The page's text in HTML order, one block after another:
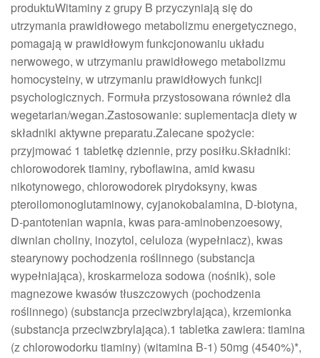
produktuWitaminy z grupy B przyczyniają się do
utrzymania prawidłowego metabolizmu energetycznego,
pomagają w prawidłowym funkcjonowaniu układu
nerwowego, w utrzymaniu prawidłowego metabolizmu
homocysteiny, w utrzymaniu prawidłowych funkcji
psychologicznych. Formuła przystosowana również dla
wegetarian/wegan.Zastosowanie: suplementacja diety w
składniki aktywne preparatu.Zalecane spożycie:
przyjmować 1 tabletkę dziennie, przy posiłku.Składniki:
chlorowodorek tiaminy, ryboflawina, amid kwasu
nikotynowego, chlorowodorek pirydoksyny, kwas
pteroilomonoglutaminowy, cyjanokobalamina, D-biotyna,
D-pantotenian wapnia, kwas para-aminobenzoesowy,
diwnian choliny, inozytol, celuloza (wypełniacz), kwas
stearynowy pochodzenia roślinnego (substancja
wypełniająca), kroskarmeloza sodowa (nośnik), sole
magnezowe kwasów tłuszczowych (pochodzenia
roślinnego) (substancja przeciwzbrylająca), krzemionka
(substancja przeciwzbrylająca).1 tabletka zawiera: tiamina
(z chlorowodorku tiaminy) (witamina B-1) 50mg (4540%)*,